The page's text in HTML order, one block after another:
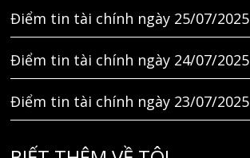
Điểm tin tài chính ngày 25/07/2025
Điểm tin tài chính ngày 24/07/2025
Điểm tin tài chính ngày 23/07/2025